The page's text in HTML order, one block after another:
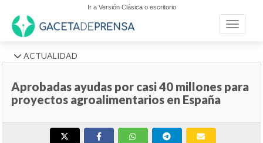
Ir a Versión Clásica o escritorio
Toggle
ACTUALIDAD
Aprobadas ayudas por casi 40 millones para
proyectos agroalimentarios en España